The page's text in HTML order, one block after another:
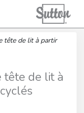
tête de lit à partir
tête de lit à